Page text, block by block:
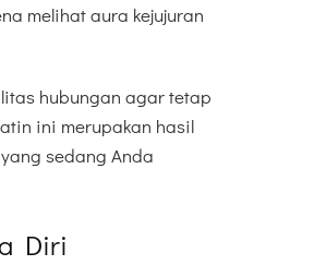
melihat aura kejujuran
hubungan agar tetap
ini merupakan hasil
sedang Anda
Diri